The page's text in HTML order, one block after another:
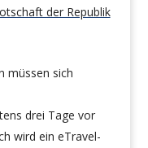
der Republik
müssen sich
drei Tage vor
wird ein eTravel-